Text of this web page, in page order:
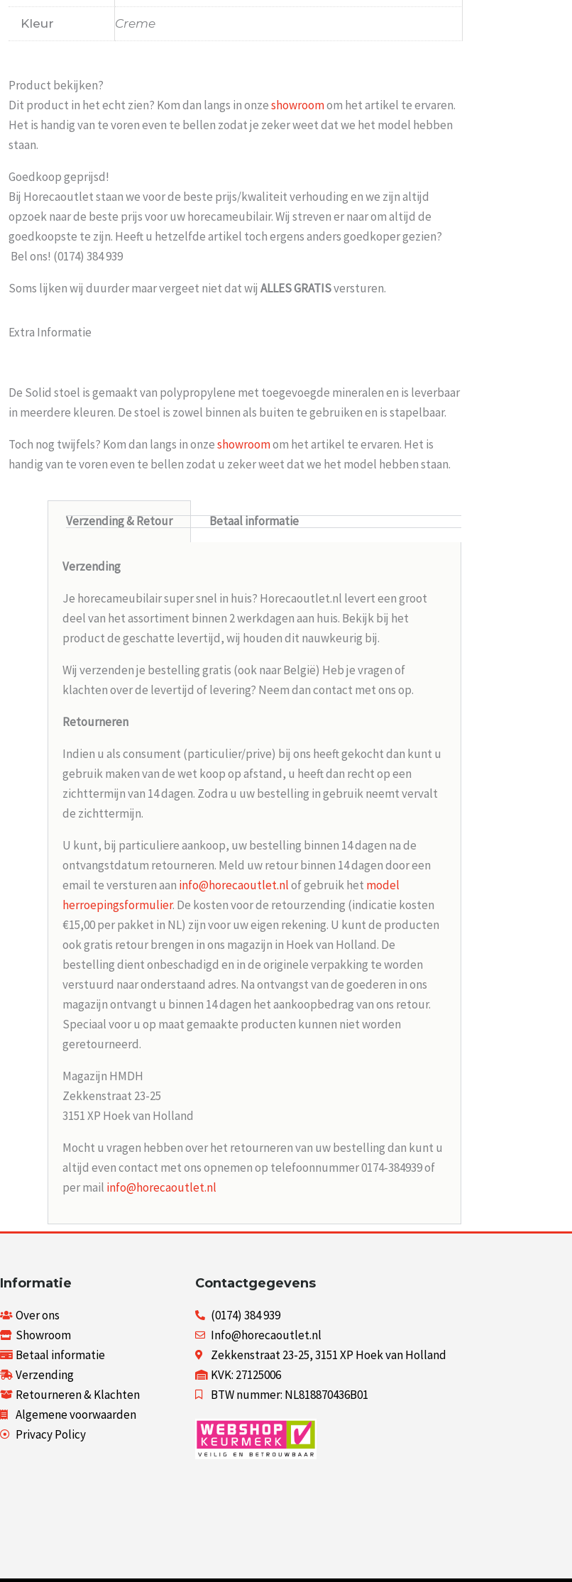
Prima
Weets mieke- Turnhout- 3 maart 2026
Probeer het nog sneller te laten
Kleur Creme
Product bekijken?
Dit product in het echt zien? Kom dan langs in onzeshowroomom het artikel te ervaren.
Het is handig van te voren even te bellen zodat je zeker weet dat we het model hebben
staan.
Goedkoop geprijsd!
Bij Horecaoutlet staan we voor de beste prijs/kwaliteit verhouding en we zijn altijd
opzoek naar de beste prijs voor uw horecameubilair. Wij streven er naar om altijd de
goedkoopste te zijn. Heeft u hetzelfde artikel toch ergens anders goedkoper gezien?
Bel ons! (0174) 384 939
Soms lijken wij duurder maar vergeet niet dat wij ALLESGRATISversturen.
Extra Informatie
De Solid stoel is gemaakt van polypropylene met toegevoegde mineralen en is leverbaar
in meerdere kleuren. De stoel is zowel binnen als buiten te gebruiken en is stapelbaar.
Toch nog twijfels? Kom dan langs in onzeshowroomom het artikel te ervaren. Het is
handig van te voren even te bellen zodat u zeker weet dat we het model hebben staan.
Verzending & Retour Betaal informatie
Verzending
Je horecameubilair super snel in huis? Horecaoutlet.nl levert een groot
deel van het assortiment binnen 2 werkdagen aan huis. Bekijk bij het
product de geschatte levertijd, wij houden dit nauwkeurig bij.
Wij verzenden je bestelling gratis (ook naar België) Heb je vragen of
klachten over de levertijd of levering? Neem dan contact met ons op.
Retourneren
Indien u als consument (particulier/prive) bij ons heeft gekocht dan kunt u
gebruik maken van de wet koop op afstand, u heeft dan recht op een
zichttermijn van 14 dagen. Zodra u uw bestelling in gebruik neemt vervalt
de zichttermijn.
U kunt, bij particuliere aankoop, uw bestelling binnen 14 dagen na de
ontvangstdatum retourneren. Meld uw retour binnen 14 dagen door een
email te versturen aan info@horecaoutlet.nlof gebruik het model
herroepingsformulier. De kosten voor de retourzending (indicatie kosten
€15,00 per pakket in NL) zijn voor uw eigen rekening. U kunt de producten
ook gratis retour brengen in ons magazijn in Hoek van Holland. De
bestelling dient onbeschadigd en in de originele verpakking te worden
verstuurd naar onderstaand adres. Na ontvangst van de goederen in ons
magazijn ontvangt u binnen 14 dagen het aankoopbedrag van ons retour.
Speciaal voor u op maat gemaakte producten kunnen niet worden
geretourneerd.
Magazijn HMDH
Zekkenstraat 23-25
3151 XP Hoek van Holland
Mocht u vragen hebben over het retourneren van uw bestelling dan kunt u
altijd even contact met ons opnemen op telefoonnummer 0174-384939 of
per mail info@horecaoutlet.nl
Informatie
Over ons
Showroom
Betaal informatie
Verzending
Retourneren & Klachten
Algemene voorwaarden
Privacy Policy
Contactgegevens
(0174) 384 939
Info@horecaoutlet.nl
Zekkenstraat 23-25, 3151 XP Hoek van Holland
KVK: 27125006
BTW nummer: NL818870436B01